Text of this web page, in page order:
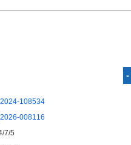
108534
008116
7/5